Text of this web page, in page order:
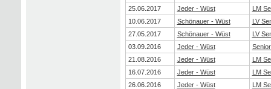
25.06.2017
Jeder - Wüst
LM
10.06.2017
Schönauer - Wüst
LV
27.05.2017
Schönauer - Wüst
LV
03.09.2016
Jeder - Wüst
21.08.2016
Jeder - Wüst
LM
16.07.2016
Jeder - Wüst
LM
26.06.2016
Jeder - Wüst
LM